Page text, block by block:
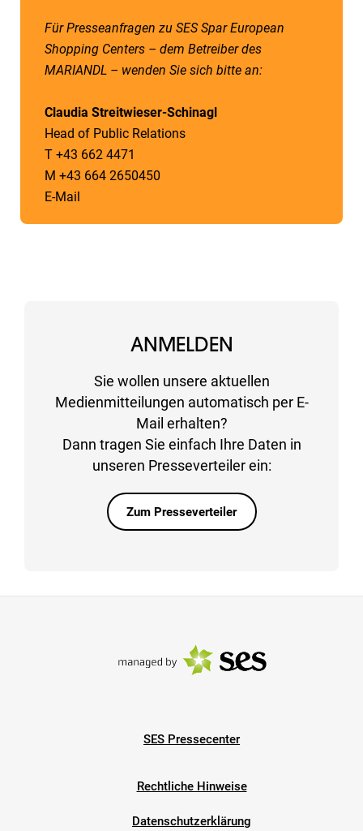
Für Presseanfragen zu SES Spar European
Shopping Centers – dem Betreiber des
MARIANDL – wenden Sie sich bitte an:
Claudia Streitwieser-Schinagl
Head of Public Relations
T +43 662 4471
M +43 664 2650450
E-Mail
ANMELDEN
Sie wollen unsere aktuellen
Medienmitteilungen automatisch per E-
Mail erhalten?
Dann tragen Sie einfach Ihre Daten in
unseren Presseverteiler ein:
Zum Presseverteiler
SES Pressecenter
Rechtliche Hinweise
Datenschutzerklärung